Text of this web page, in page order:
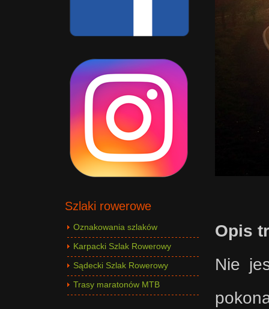
Opis
Nie
Szlaki rowerowe
Oznakowania szlaków
Karpacki Szlak Rowerowy
Sądecki Szlak Rowerowy
Trasy maratonów MTB